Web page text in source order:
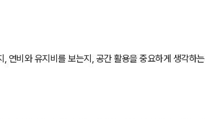
연비와 유지비를 보는지, 공간 활용을 중요하게 생각하는